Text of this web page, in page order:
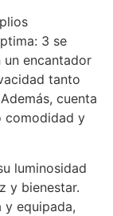
3 se
un encantador
tanto
cuenta
comodidad y
luminosidad
y bienestar.
y equipada,